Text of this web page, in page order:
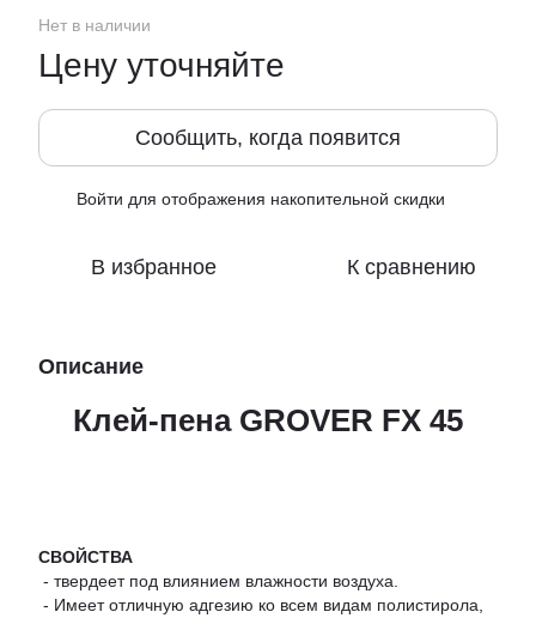
Нет в наличии
Цену уточняйте
Сообщить, когда появится
Войти для отображения накопительной скидки
В избранное К сравнению
Описание
Клей-пена GROVER FX 45
СВОЙСТВА
- твердеет под влиянием влажности воздуха.
- Имеет отличную адгезию ко всем видам полистирола,